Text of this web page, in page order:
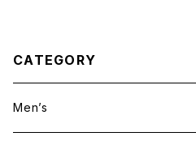
CATEGORY
Men’s